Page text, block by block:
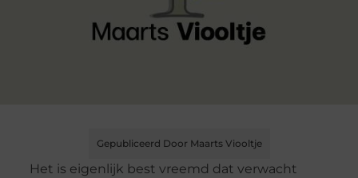
Gepubliceerd Door Maarts Viooltje
Het is eigenlijk best vreemd dat verwacht